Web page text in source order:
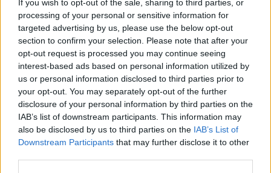
If you wish to opt-out of the sale, sharing to third parties, or
processing of your personal or sensitive information for
targeted advertising by us, please use the below opt-out
section to confirm your selection. Please note that after your
opt-out request is processed you may continue seeing
interest-based ads based on personal information utilized by
us or personal information disclosed to third parties prior to
your opt-out. You may separately opt-out of the further
disclosure of your personal information by third parties on the
IAB’s list of downstream participants. This information may
also be disclosed by us to third parties on the IAB’s List of
Downstream Participants that may further disclose it to other
Protesta e dytë në
Memaliaj kundër reformës
territoriale, banorët
refuzojnë bashkimin me
Tepelenën
Protesta e 69 kundër
qeverisë/ Qytetarët
kërkojnë dorëheqjen e
Ramës, nis grumbullimi në
sheshin “Skënderbej”:
Fuqia qëndron te
bashkimi